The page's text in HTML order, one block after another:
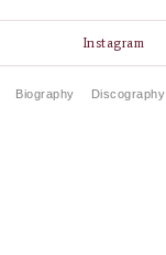
Instagram
Biography Discography